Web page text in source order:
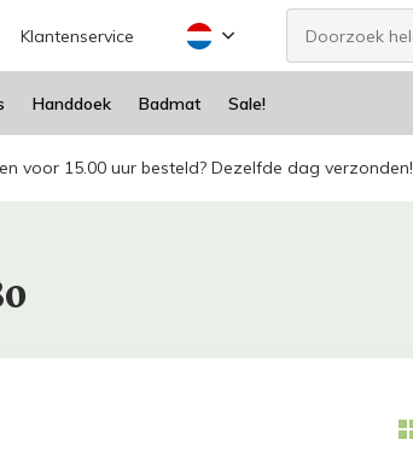
Klantenservice
Handdoek Badmat Sale!
voor 15.00 uur besteld? Dezelfde dag verzonden!